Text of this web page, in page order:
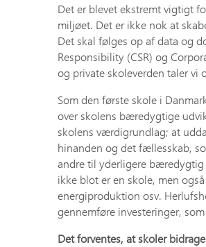
Det er blevet ekstremt vigtigt
miljøet. Det er ikke nok at
Det skal følges op af data og
Responsibility (CSR) og
og private skoleverden taler vi
Som den første skole i
over skolens bæredygtige
skolens værdigrundlag; at
hinanden og det fællesskab,
andre til yderligere
ikke blot er en skole, men
energiproduktion osv.
gennemføre investeringer,
Det forventes, at skoler